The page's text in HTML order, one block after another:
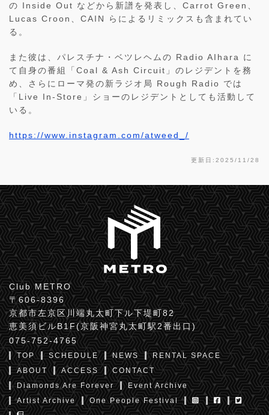
の Inside Out などから新譜を発表し、Carrot Green、
Lucas Croon、CAIN らによるリミックスも含まれてい
る。
また彼は、パレスチナ・ベツレヘムの Radio AIhara に
て自身の番組「Coal & Ash Circuit」のレジデントを務
め、さらにローマ発の新ラジオ局 Rough Radio では
「Live In-Store」ショーのレジデントとしても活動して
いる。
https://www.instagram.com/atweed_/
更新日:2025/11/28
Club METRO
〒606-8396
京都市左京区川端丸太町下ル下堤町82
恵美須ビルB1F(京阪神宮丸太町駅2番出口)
075-752-4765
TOP SCHEDULE NEWS
RENTAL SPACE
ABOUT
ACCESS
CONTACT
Diamonds Are Forever
Event Archive
Artist Archive
One People Festival